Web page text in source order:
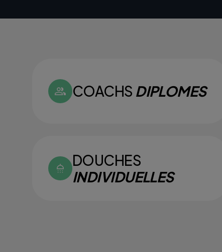
COACHS DIPLOMES
DOUCHES
INDIVIDUELLES